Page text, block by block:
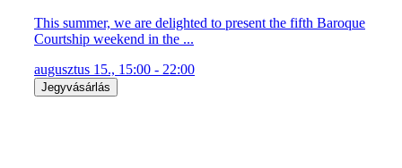
This summer, we are delighted to present the fifth Baroque
Courtship weekend in the ...
augusztus 15., 15:00 - 22:00
Jegyvásárlás